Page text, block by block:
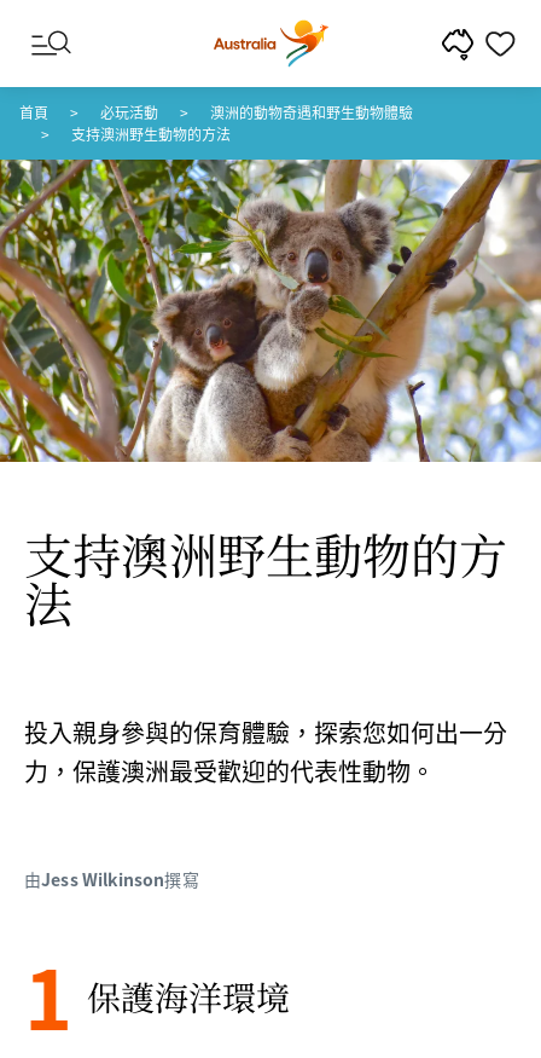
跳至內容
跳至頁尾導覽
首頁 必玩活動
澳洲的動物奇遇和野生動物體驗
支持澳洲野生動物的方法
支持澳洲野生動物的方
法
投入親身參與的保育體驗，探索您如何出一分
力，保護澳洲最受歡迎的代表性動物。
由Jess Wilkinson撰寫
1 保護海洋環境